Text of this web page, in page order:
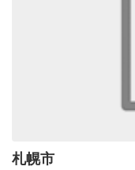
札幌市